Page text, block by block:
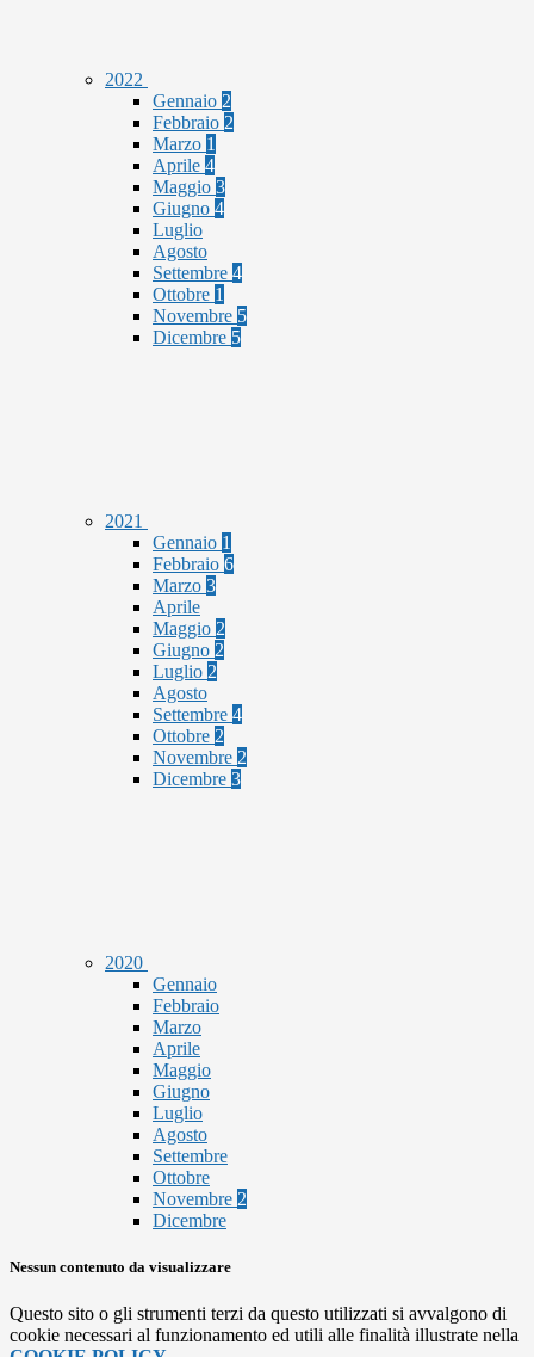
2022
Gennaio 2
Febbraio 2
Marzo 1
Aprile 4
Maggio 3
Giugno 4
Luglio
Agosto
Settembre 4
Ottobre 1
Novembre 5
Dicembre 5
2021
Gennaio 1
Febbraio 6
Marzo 3
Aprile
Maggio 2
Giugno 2
Luglio 2
Agosto
Settembre 4
Ottobre 2
Novembre 2
Dicembre 3
2020
Gennaio
Febbraio
Marzo
Aprile
Maggio
Giugno
Luglio
Agosto
Settembre
Ottobre
Novembre 2
Dicembre
Nessun contenuto da visualizzare
Questo sito o gli strumenti terzi da questo utilizzati si avvalgono di
cookie necessari al funzionamento ed utili alle finalità illustrate nella